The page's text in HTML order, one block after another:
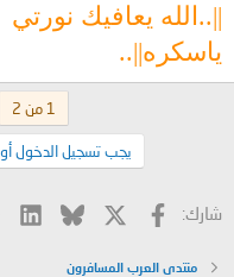
||..الله يعافيك نورتي
ياسكره||..
1 من 2
يجب تسجيل الدخول
شارك: فيسبوك Bluesky
منتدى العرب المسافرون